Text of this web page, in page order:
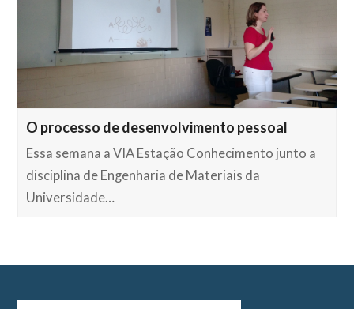
O processo de desenvolvimento pessoal
Essa semana a VIA Estação Conhecimento junto a
disciplina de Engenharia de Materiais da
Universidade…